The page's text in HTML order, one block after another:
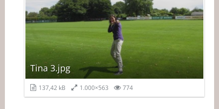
Tina 3.jpg
137,42 kB 1.000×563 774